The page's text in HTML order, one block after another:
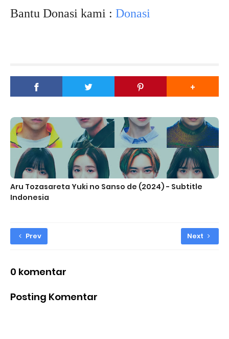
Bantu Donasi kami : Donasi
Aru Tozasareta Yuki no Sanso de (2024) - Subtitle
Indonesia
Prev Next
0 komentar
Posting Komentar